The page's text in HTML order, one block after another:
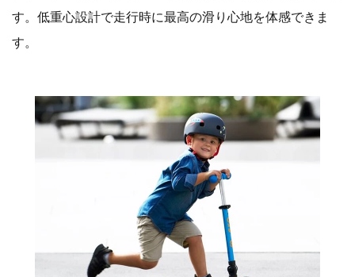
す。低重心設計で走行時に最高の滑り心地を体感できま
す。